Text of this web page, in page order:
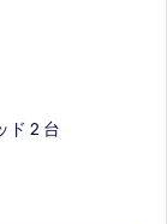
ド 2 台